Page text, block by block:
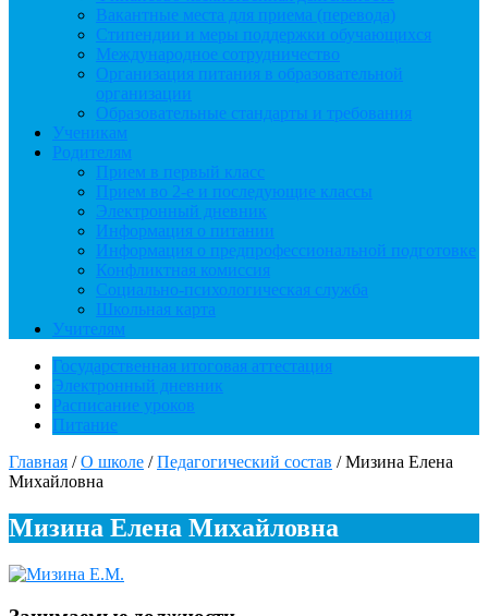
Вакантные места для приема (перевода)
Стипендии и меры поддержки обучающихся
Международное сотрудничество
Организация питания в образовательной
организации
Образовательные стандарты и требования
Ученикам
Родителям
Прием в первый класс
Прием во 2-е и последующие классы
Электронный дневник
Информация о питании
Информация о предпрофессиональной подготовке
Конфликтная комиссия
Социально-психологическая служба
Школьная карта
Учителям
Государственная итоговая аттестация
Электронный дневник
Расписание уроков
Питание
Главная /О школе /Педагогический состав /Мизина Елена
Михайловна
Мизина Елена Михайловна